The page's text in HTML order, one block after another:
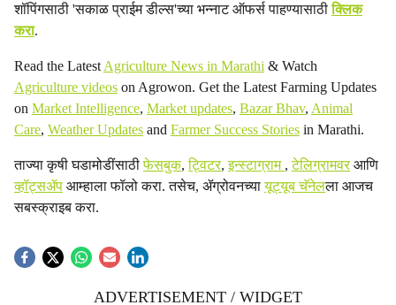
शॉपिंगसाठी 'सकाळ प्राईम डील्स'च्या भन्नाट ऑफर्स पाहण्यासाठीक्लिक
करा.
Read the Latest Agriculture News in Marathi & Watch
Agriculture videos on Agrowon. Get the Latest Farming Updates
on Market Intelligence, Market updates, Bazar Bhav, Animal
Care, Weather Updates and Farmer Success Stories in Marathi.
ताज्या कृषी घडामोडींसाठीफेसबुक,ट्विटर,इन्स्टाग्राम ,टेलिग्रामवरआणि
व्हॉट्सॲप आम्हाला फॉलो करा. तसेच, ॲग्रोवनच्यायूट्यूब चॅनेलला आजच
सबस्क्राइब करा.
ADVERTISEMENT / WIDGET